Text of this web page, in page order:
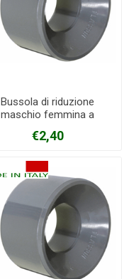
Bussola di riduzione
maschio femmina a
X 32 mm
€2,40